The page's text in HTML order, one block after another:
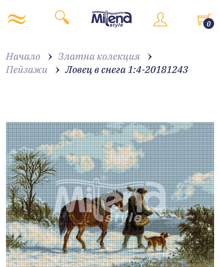
0
Начало
Златна колекция
Пейзажи
Ловец в снега 1:4-20181243